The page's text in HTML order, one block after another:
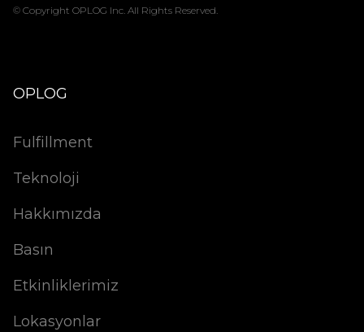
© Copyright OPLOG Inc. All Rights Reserved.
OPLOG
Fulfillment
Teknoloji
Hakkımızda
Basın
Etkinliklerimiz
Lokasyonlar